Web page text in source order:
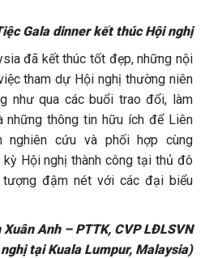
Gala dinner kết thúc Hội nghị
đã kết thúc tốt đẹp, những nội
tham dự Hội nghị thường niên
như qua các buổi trao đổi, làm
những thông tin hữu ích để Liên
nghiên cứu và phối hợp cùng
Hội nghị thành công tại thủ đô
đậm nét với các đại biểu
Anh – PTTK, CVP LĐLSVN
tại Kuala Lumpur, Malaysia)